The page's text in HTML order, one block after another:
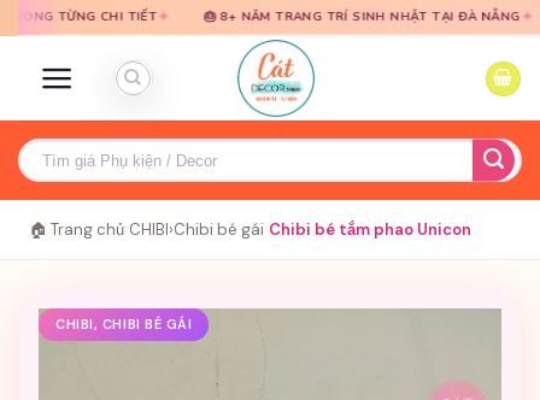
qua
qua
CHI TIẾT✦ 🎂 8+ NĂM TRANG TRÍ SINH NHẬT TẠI ĐÀ NẴNG✦ 🎈 TƯ
Tìm
kiếm:
🏠 Trang chủ CHIBI›Chibi bé gái Chibi bé tắm phao Unicon
CHIBI, CHIBI BÉ GÁI